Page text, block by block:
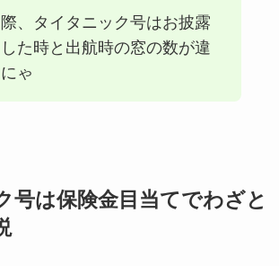
、タイタニック号はお披露
した時と出航時の窓の数が違
ゃ
号は保険金目当てでわざと